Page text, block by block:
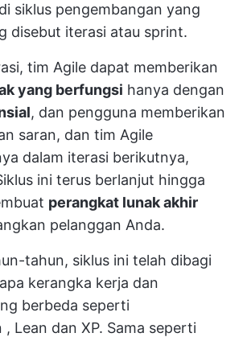
siklus pengembangan yang
disebut iterasi atau sprint.
tim Agile dapat memberikan
yang berfungsi hanya dengan
, dan pengguna memberikan
saran, dan tim Agile
dalam iterasi berikutnya,
ini terus berlanjut hingga
perangkat lunak akhir
pelanggan Anda.
tahun, siklus ini telah dibagi
kerangka kerja dan
berbeda seperti
, Lean dan XP. Sama seperti